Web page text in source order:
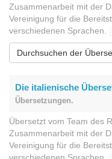
Zusammenarbeit mit der
Vereinigung für die
verschiedenen Sprachen.
Durchsuchen der
Die italienische
Übersetzungen.
Übersetzt vom Team des
Zusammenarbeit mit der
Vereinigung für die